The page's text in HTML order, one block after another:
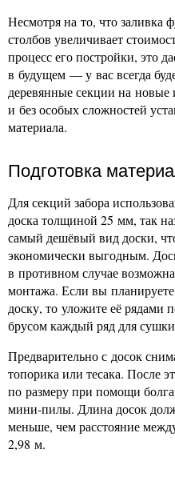
Несмотря на то, что заливка
столбов увеличивает
процесс его постройки, это
в будущем — у вас всегда
деревянные секции на
и без особых сложностей
материала.
Подготовка
Для секций забора
доска толщиной 25 мм, так
самый дешёвый вид доски,
экономически выгодным.
в противном случае
монтажа. Если вы
доску, то уложите её рядами
брусом каждый ряд для
Предварительно с досок
топорика или тесака. После
по размеру при помощи
мини-пилы. Длина досок
меньше, чем расстояние
2,98 м.